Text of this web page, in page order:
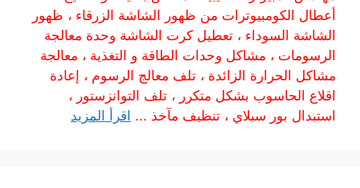
أعطال الكومبيوترات من ظهور الشاشة الزرقاء ، ظهور
الشاشة السوداء ، تعطيل كرت الشاشة وحدة معالجة
الرسومات ، مشاكل وحدات الطاقة و التغذية ، معالجة
مشاكل الحرارة الزائدة ، تلف معالج الرسوم ، إعادة
اقلاع الحاسوب بشكل متكرر ، تلف التوانزستور ،
استبدال بور سبلاي ، تنظيف مآخذ ... اقرأ المزيد